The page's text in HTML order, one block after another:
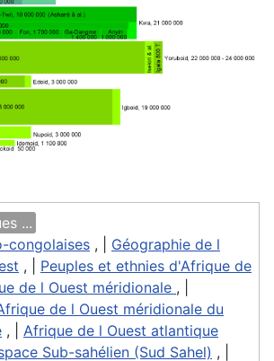
...
congolaises , | Géographie de l
, | Peuples et ethnies d'Afrique de
de l Ouest méridionale , |
de l Ouest méridionale du
, | Afrique de l Ouest atlantique
Sub-sahélien (Sud Sahel) , |